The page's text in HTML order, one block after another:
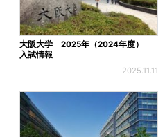
大阪大学 2025年（2024年度）
入試情報
2025.11.11